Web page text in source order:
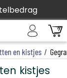
en kistjes /
kistjes